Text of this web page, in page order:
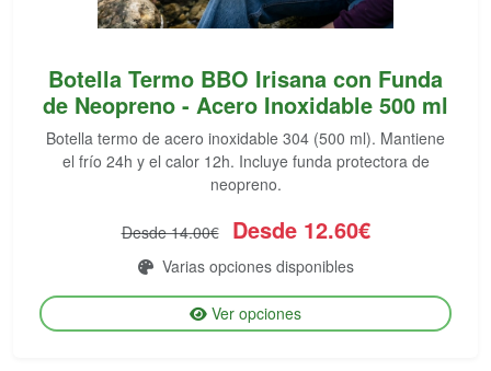
Botella Termo BBO Irisana con Funda
de Neopreno - Acero Inoxidable 500 ml
Botella termo de acero inoxidable 304 (500 ml). Mantiene
el frío 24h y el calor 12h. Incluye funda protectora de
neopreno.
Desde 14.00€ Desde 12.60€
Varias opciones disponibles
Ver opciones